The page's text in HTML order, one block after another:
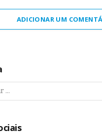
ADICIONAR UM